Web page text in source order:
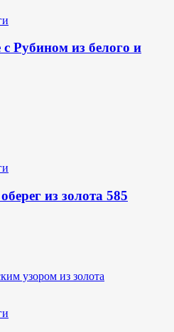
Рубином из белого и
из золота 585